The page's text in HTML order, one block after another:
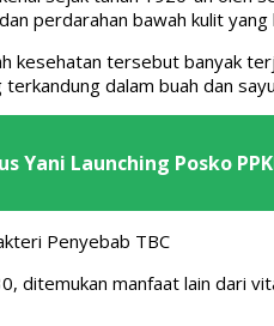
perdarahan bawah kulit
kesehatan tersebut banyak
dalam buah dan
Yani Launching Posko
Penyebab TBC
ditemukan manfaat lain dari